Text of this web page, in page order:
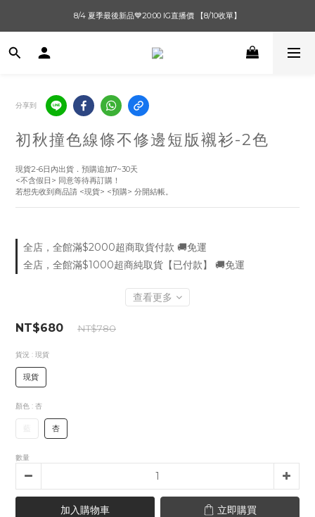
單筆滿$1000【先付款】 / 滿$2000【超取付款】 🚚免運費
8/4 夏季最後新品💙20:00 IG直播價 【8/10收單】
單筆滿$1000【先付款】 / 滿$2000【超取付款】 🚚免運費
分享到
初秋撞色線條不修邊短版襯衫-2色
現貨2-6日內出貨．預購追加7~30天
<不含假日> 同意等待再訂購！
若想先收到商品請 <現貨> <預購> 分開結帳。
全店，全館滿$2000超商取貨付款 🚚免運
全店，全館滿$1000超商純取貨【已付款】 🚚免運
查看更多
NT$680 NT$780
貨況 : 現貨
現貨
顏色 : 杏
杏
數量
加入購物車 立即購買